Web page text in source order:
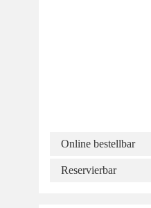
Online bestellbar
Reservierbar